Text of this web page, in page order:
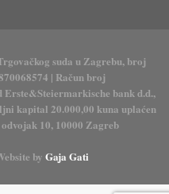
suda u Zagrebu, broj
| Račun broj
Erste&Steiermarkische bank d.d.,
kapital 20.000,00 kuna uplaćen
10, 10000 Zagreb
by Gaja Gati